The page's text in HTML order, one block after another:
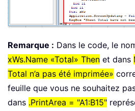
Remarque : Dans le code, le
xWs.Name «Total» Then et dans
Total n’a pas été imprimée»
feuille que vous ne souhaitez
dans .PrintArea = "A1:B15"